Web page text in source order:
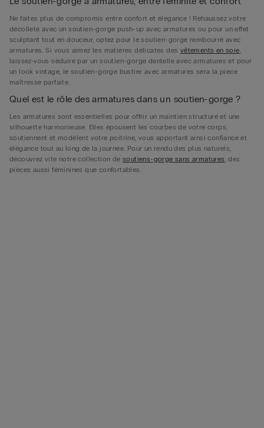
Ne faites plus de compromis entre confort et élégance ! Rehaussez votre
décolleté avec un soutien-gorge push-up avec armatures ou pour un effet
sculptant tout en douceur, optez pour le soutien-gorge rembourré avec
armatures. Si vous aimez les matières délicates des vêtements en soie,
laissez-vous séduire par un soutien-gorge dentelle avec armatures et pour
un look vintage, le soutien-gorge bustier avec armatures sera la pièce
maîtresse parfaite.
Quel est le rôle des armatures dans un soutien-gorge ?
Les armatures sont essentielles pour offrir un maintien structuré et une
silhouette harmonieuse. Elles épousent les courbes de votre corps,
soutiennent et modèlent votre poitrine, vous apportant ainsi confiance et
élégance tout au long de la journée. Pour un rendu des plus naturels,
découvrez vite notre collection de soutiens-gorge sans armatures, des
pièces aussi féminines que confortables.